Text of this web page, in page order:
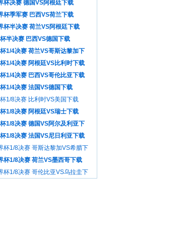
杯决赛 德国VS阿根廷下载
杯季军赛 巴西VS荷兰下载
杯半决赛 荷兰VS阿根廷下载
半决赛 巴西VS德国下载
1/4决赛 荷兰VS哥斯达黎加下
1/4决赛 阿根廷VS比利时下载
1/4决赛 巴西VS哥伦比亚下载
1/4决赛 法国VS德国下载
1/8决赛 比利时VS美国下载
1/8决赛 阿根廷VS瑞士下载
1/8决赛 德国VS阿尔及利亚下
1/8决赛 法国VS尼日利亚下载
杯1/8决赛 哥斯达黎加VS希腊下
杯1/8决赛 荷兰VS墨西哥下载
杯1/8决赛 哥伦比亚VS乌拉圭下